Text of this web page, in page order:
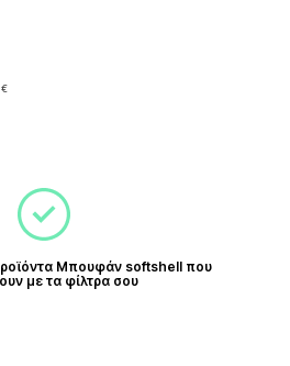
Μπουφάν softshell που
με τα φίλτρα σου